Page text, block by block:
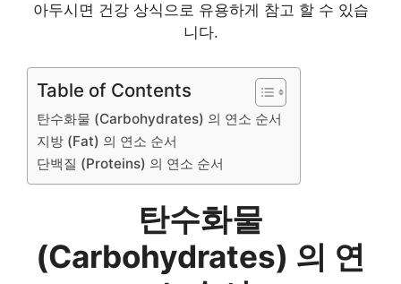
아두시면 건강 상식으로 유용하게 참고 할 수 있습
니다.
Table of Contents
탄수화물 (Carbohydrates) 의 연소 순서
지방 (Fat) 의 연소 순서
단백질 (Proteins) 의 연소 순서
탄수화물
(Carbohydrates) 의 연